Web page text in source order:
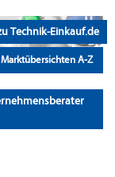
Technik-Einkauf.de
Marktübersichten A-Z